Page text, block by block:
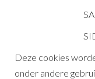
Deze cookies
onder andere